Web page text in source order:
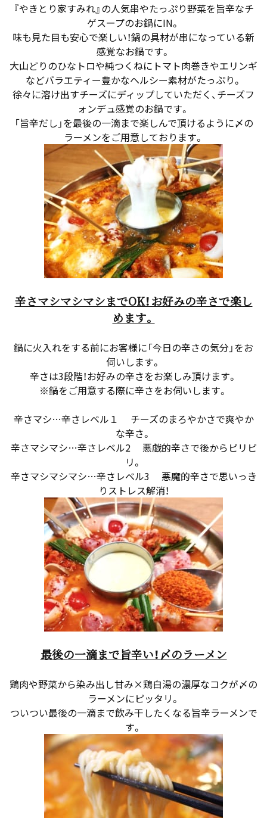
『やきとり家すみれ』の人気串やたっぷり野菜を旨辛なチ
ゲスープのお鍋にIN。
味も見た目も安心で楽しい！鍋の具材が串になっている新
感覚なお鍋です。
大山どりのひなトロや純つくねにトマト肉巻きやエリンギ
などバラエティー豊かなヘルシー素材がたっぷり。
徐々に溶け出すチーズにディップしていただく、チーズフ
ォンデュ感覚のお鍋です。
「旨辛だし」を最後の一滴まで楽しんで頂けるように〆の
ラーメンをご用意しております。
辛さマシマシマシまでOK！お好みの辛さで楽し
めます。
鍋に火入れをする前にお客様に「今日の辛さの気分」をお
伺いします。
辛さは3段階！お好みの辛さをお楽しみ頂けます。
※鍋をご用意する際に辛さをお伺いします。
辛さマシ…辛さレベル１ チーズのまろやかさで爽やか
な辛さ。
辛さマシマシ…辛さレベル2 悪戯的辛さで後からピリピ
リ。
辛さマシマシマシ…辛さレベル3 悪魔的辛さで思いっき
りストレス解消！
最後の一滴まで旨辛い！〆のラーメン
鶏肉や野菜から染み出し甘み×鶏白湯の濃厚なコクが〆の
ラーメンにピッタリ。
ついつい最後の一滴まで飲み干したくなる旨辛ラーメンで
す。